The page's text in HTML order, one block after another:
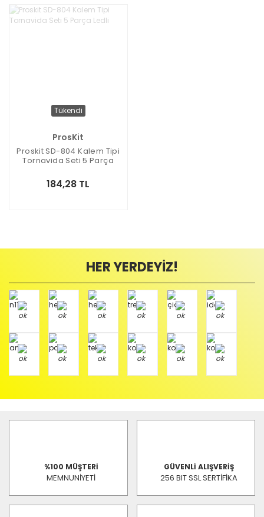
Tükendi
ProsKit
Proskit SD-804 Kalem Tipi
Tornavida Seti 5 Parça
184,28 TL
HER YERDEYİZ!
%100 MÜŞTERİ
MEMNUNİYETİ
GÜVENLİ ALIŞVERİŞ
256 BIT SSL SERTİFİKA